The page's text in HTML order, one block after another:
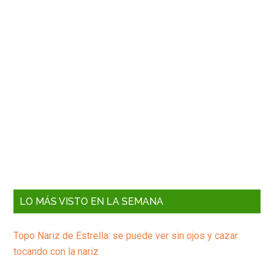
LO MÁS VISTO EN LA SEMANA
Topo Nariz de Estrella: se puede ver sin ojos y cazar
tocando con la nariz